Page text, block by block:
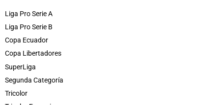
Liga Pro Serie A
Liga Pro Serie B
Copa Ecuador
Copa Libertadores
SuperLiga
Segunda Categoría
Tricolor